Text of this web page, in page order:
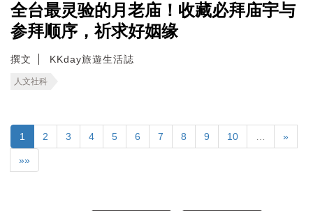
全台最灵验的月老庙！收藏必拜庙宇与
参拜顺序，祈求好姻缘
撰文 KKday旅遊生活誌
人文社科
1 2 3 4 5 6 7 8 9 10 »
»»